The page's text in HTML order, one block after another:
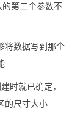
第二个参数不
数据写到那个
时就已确定，
的尺寸大小